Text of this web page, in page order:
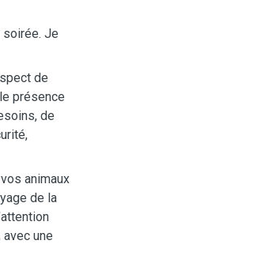
Je
de
présence
de
animaux
de la
une